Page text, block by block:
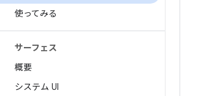
使ってみる
サーフェス
概要
システム UI